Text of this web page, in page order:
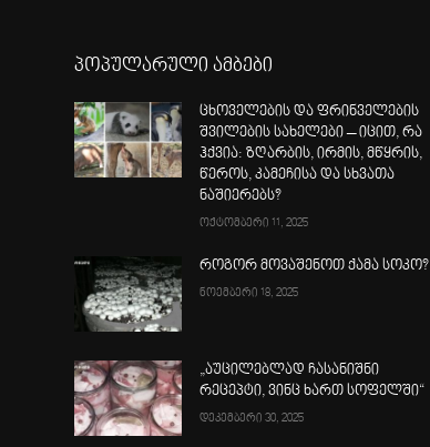
პოპულარული ამბები
ცხოველების და ფრინველების
შვილების სახელები – იცით, რა
ჰქვია: ზღარბის, ირმის, მწყრის,
წეროს, კამეჩისა და სხვათა
ნაშიერებს?
ოქტომბერი 11, 2025
როგორ მოვაშენოთ ქამა სოკო?
ნოემბერი 18, 2025
„აუცილებლად ჩასანიშნი
რეცეპტი, ვინც ხართ სოფელში“
დეკემბერი 30, 2025